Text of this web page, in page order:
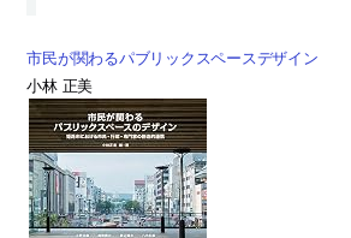
市民が関わるパブリックスペースデザイン
小林 正美